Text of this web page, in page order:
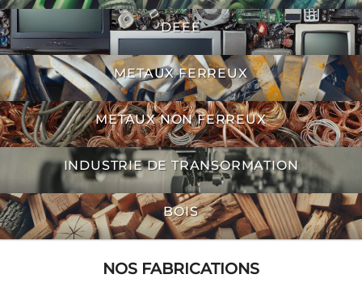
DEEE
METAUX FERREUX
METAUX NON FERREUX
INDUSTRIE DE TRANSORMATION
BOIS
NOS FABRICATIONS